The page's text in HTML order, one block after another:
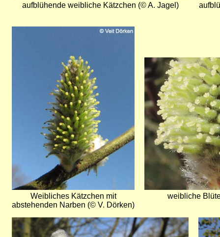
aufblühende weibliche Kätzchen (© A. Jagel)
Weibliches Kätzchen mit
abstehenden Narben (© V. Dörken)
Bild
weibliche
Bild Bild